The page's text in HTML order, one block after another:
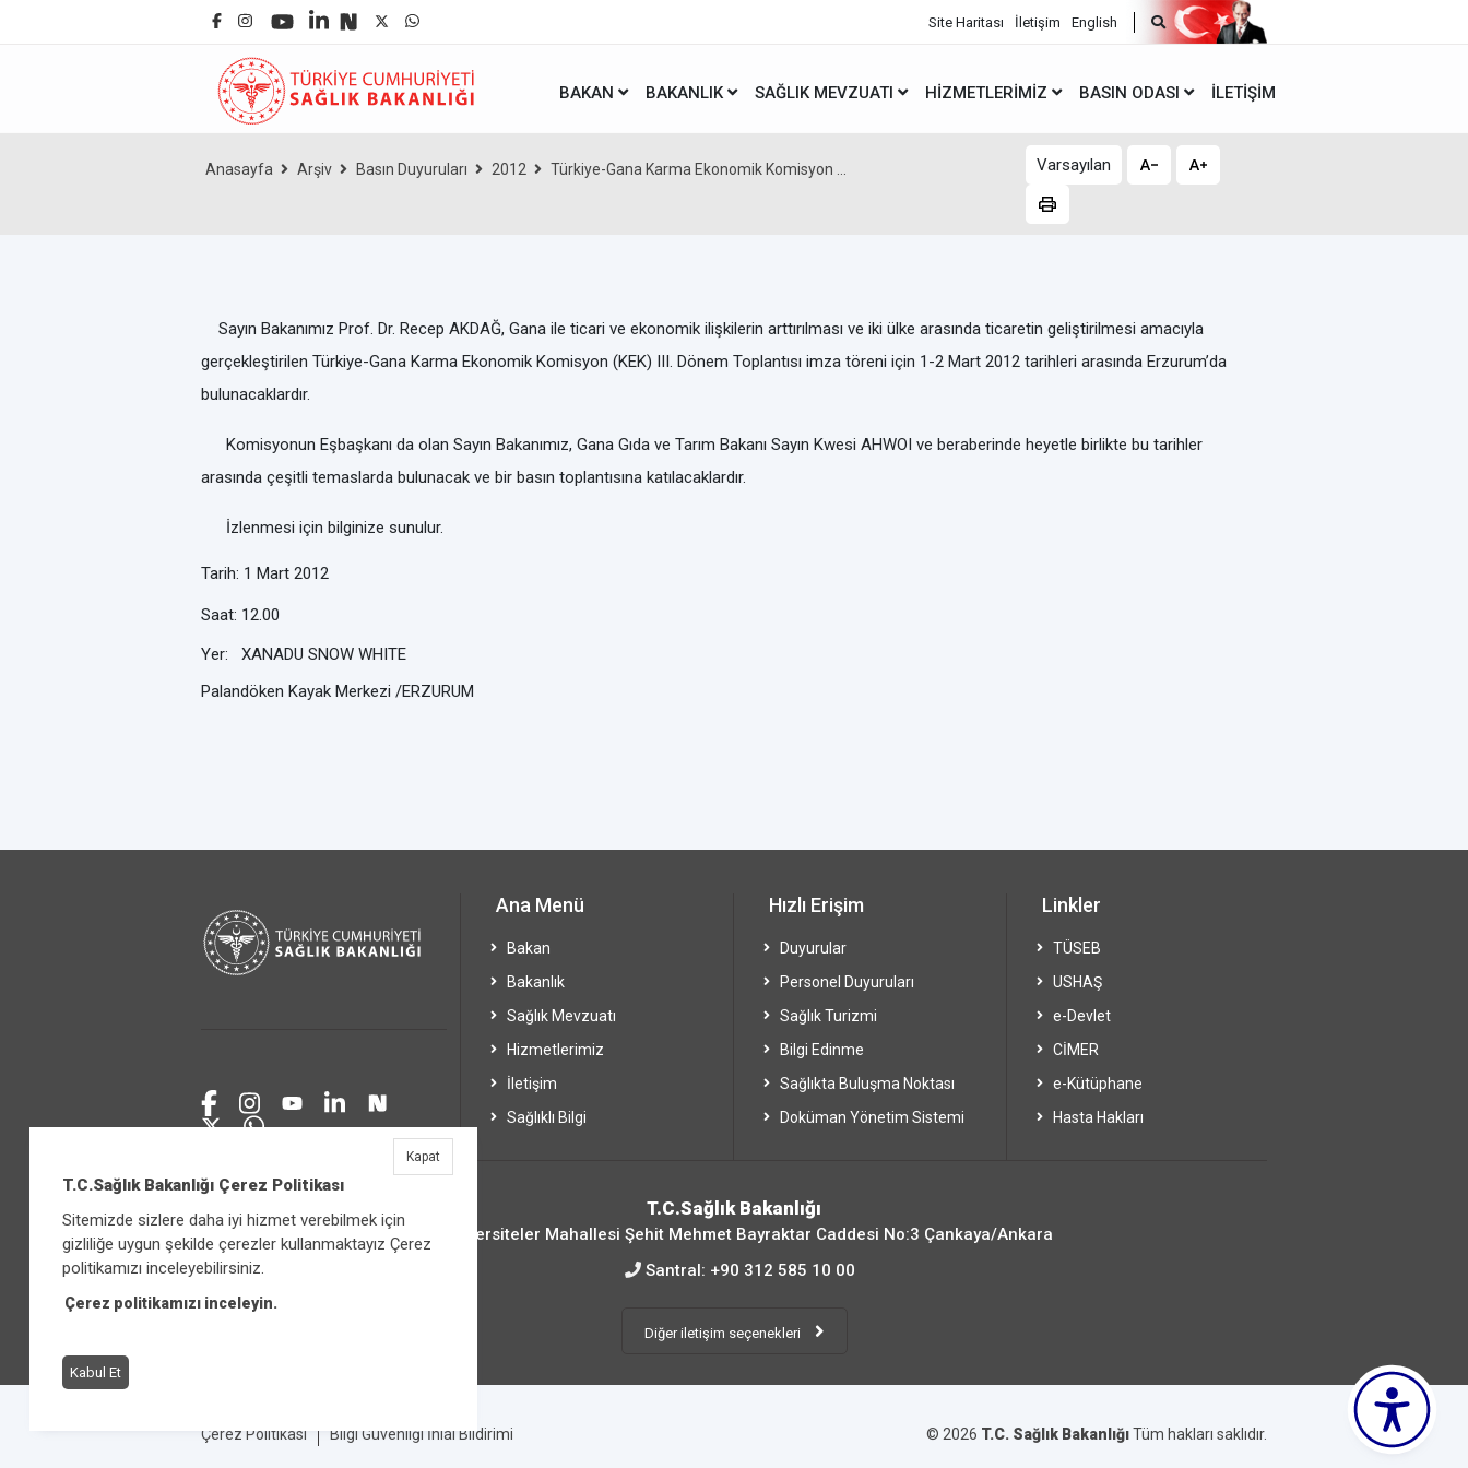
Site Haritası İletişim English
BAKAN BAKANLIK SAĞLIK MEVZUATI HIZMETLERIMIZ BASIN ODASI İLETIŞIM
Anasayfa Arşiv Basın Duyuruları 2012 Türkiye-Gana Karma Ekonomik Komisyon ... Varsayılan
Sayın Bakanımız Prof. Dr. Recep AKDAĞ, Gana ile ticari ve ekonomik ilişkilerin arttırılması ve iki ülke arasında ticaretin geliştirilmesi amacıyla
gerçekleştirilen Türkiye-Gana Karma Ekonomik Komisyon (KEK) III. Dönem Toplantısı imza töreni için 1-2 Mart 2012 tarihleri arasında Erzurum’da
bulunacaklardır.
Komisyonun Eşbaşkanı da olan Sayın Bakanımız, Gana Gıda ve Tarım Bakanı Sayın Kwesi AHWOI ve beraberinde heyetle birlikte bu tarihler
arasında çeşitli temaslarda bulunacak ve bir basın toplantısına katılacaklardır.
İzlenmesi için bilginize sunulur.
Tarih: 1 Mart 2012
Saat: 12.00
Yer:
XANADU SNOW WHITE
Palandöken Kayak Merkezi /ERZURUM
Ana Menü
Bakan
Bakanlık
Sağlık Mevzuatı
Hizmetlerimiz
İletişim
Sağlıklı Bilgi
Hızlı Erişim
Duyurular
Personel Duyuruları
Sağlık Turizmi
Bilgi Edinme
Sağlıkta Buluşma Noktası
Doküman Yönetim Sistemi
Linkler
TÜSEB
USHAŞ
e-Devlet
CİMER
e-Kütüphane
Hasta Hakları
T.C.Sağlık Bakanlığı
Üniversiteler Mahallesi Şehit Mehmet Bayraktar Caddesi No:3 Çankaya/Ankara
Santral: +90 312 585 10 00
Diğer iletişim seçenekleri
Çerez Politikası Bilgi Güvenliği İhlal Bildirimi © 2026 T.C. Sağlık BakanlığıTüm hakları saklıdır.
T.C.Sağlık Bakanlığı Çerez Politikası
Sitemizde sizlere daha iyi hizmet verebilmek için
gizliliğe uygun şekilde çerezler kullanmaktayız Çerez
politikamızı inceleyebilirsiniz.
Çerez politikamızı inceleyin.
Kabul Et
Kapat